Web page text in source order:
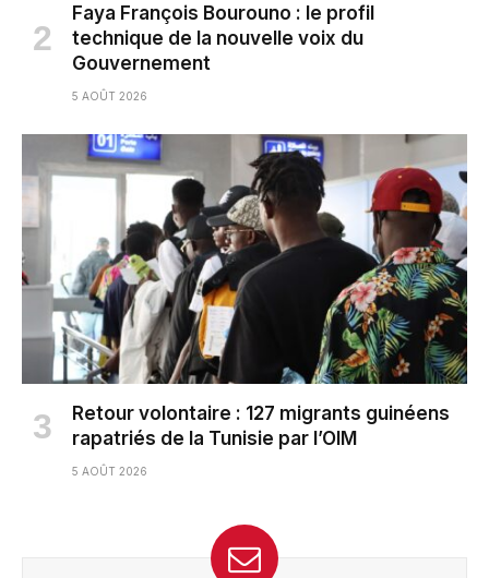
Faya François Bourouno : le profil
technique de la nouvelle voix du
Gouvernement
5 AOÛT 2026
Retour volontaire : 127 migrants guinéens
rapatriés de la Tunisie par l’OIM
5 AOÛT 2026